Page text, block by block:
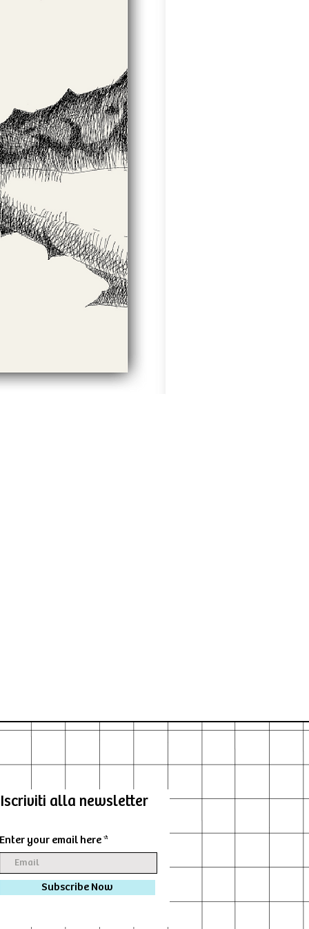
Iscriviti alla newsletter
Enter your email here
Subscribe Now